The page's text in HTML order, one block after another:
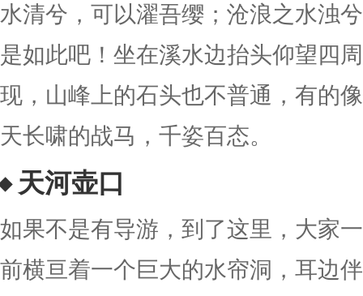
水清兮，可以濯吾缨；沧浪之水浊
是如此吧！坐在溪水边抬头仰望四
现，山峰上的石头也不普通，有的
天长啸的战马，千姿百态。
天河壶口
如果不是有导游，到了这里，大家
前横亘着一个巨大的水帘洞，耳边